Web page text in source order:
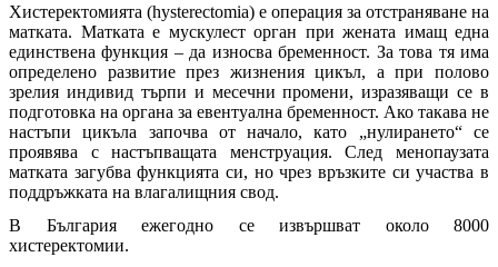
Хистеректомията (hysterеctomia) е операция за отстраняване на
матката. Матката е мускулест орган при жената имащ една
единствена функция – да износва бременност. За това тя има
определено развитие през жизнения цикъл, а при полово
зрелия индивид търпи и месечни промени, изразяващи се в
подготовка на органа за евентуална бременност. Ако такава не
настъпи цикъла започва от начало, като „нулирането“ се
проявява с настъпващата менструация. След менопаузата
матката загубва функцията си, но чрез връзките си участва в
поддръжката на влагалищния свод.
В България ежегодно се извършват около 8000
хистеректомии.